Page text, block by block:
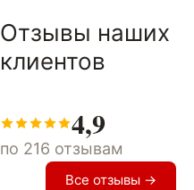
Отзывы наших
клиентов
4,9
по 216 отзывам
Все отзывы →